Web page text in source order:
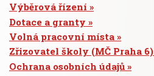
Výběrová řízení
Dotace a granty
Volná pracovní místa
Zřizovatel školy (MČ Praha 6)
Ochrana osobních údajů